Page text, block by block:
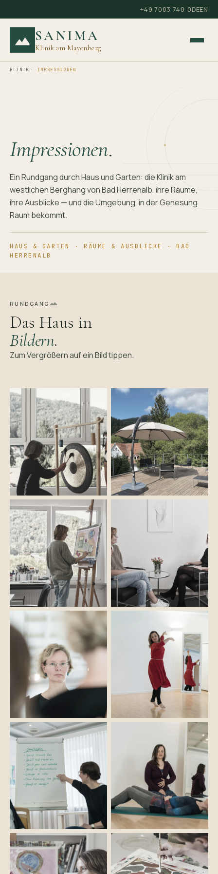
+49 7083 748-0DEEN
SANIMA
Klinik am Mayenberg
KLINIK IMPRESSIONEN
Impressionen.
Ein Rundgang durch Haus und Garten: die Klinik am
westlichen Berghang von Bad Herrenalb, ihre Räume,
ihre Ausblicke — und die Umgebung, in der Genesung
Raum bekommt.
HAUS & GARTEN · RÄUME & AUSBLICKE · BAD
HERRENALB
RUNDGANG
Das Haus in
Bildern.
Zum Vergrößern auf ein Bild tippen.